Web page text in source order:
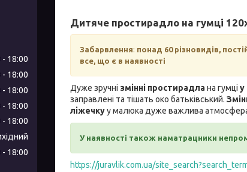
Дитяче простирадло на гумці
Забарвлення: понад 60 різновидів,
все, що є в наявності
Дуже зручні змінні простирадлана гумці у
заправлені та тішать око батьківський.
ліжечкуу малюка дуже важлива
У наявності також наматрацники
https://juravlik.com.ua/
18:00
18:00
18:00
18:00
18:00
18:00